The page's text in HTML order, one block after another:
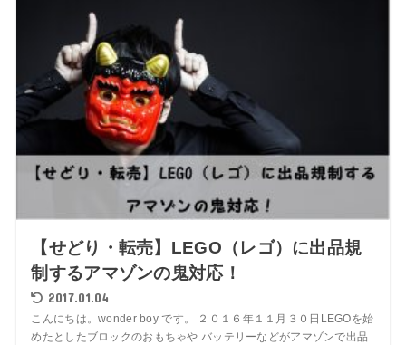
【せどり・転売】LEGO（レゴ）に出品規
制するアマゾンの鬼対応！
2017.01.04
こんにちは。wonder boy です。 ２０１６年１１月３０日LEGOを始
めたとしたブロックのおもちゃや バッテリーなどがアマゾンで出品